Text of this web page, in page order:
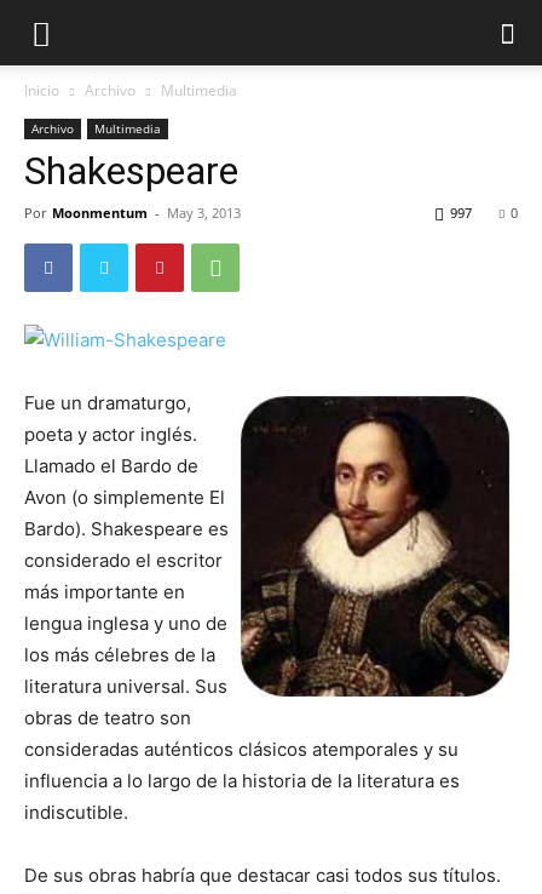
Inicio Archivo Multimedia
Archivo Multimedia
Shakespeare
Por Moonmentum - May 3, 2013 0
997
Fue un dramaturgo,
poeta y actor inglés.
Llamado el Bardo de
Avon (o simplemente El
Bardo). Shakespeare es
considerado el escritor
más importante en
lengua inglesa y uno de
los más célebres de la
literatura universal. Sus
obras de teatro son
consideradas auténticos clásicos atemporales y su
influencia a lo largo de la historia de la literatura es
indiscutible.
De sus obras habría que destacar casi todos sus títulos.